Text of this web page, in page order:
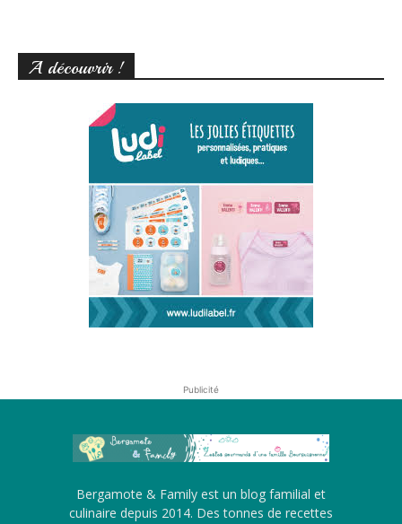
A découvrir !
Publicité
Bergamote & Family est un blog familial et
culinaire depuis 2014. Des tonnes de recettes